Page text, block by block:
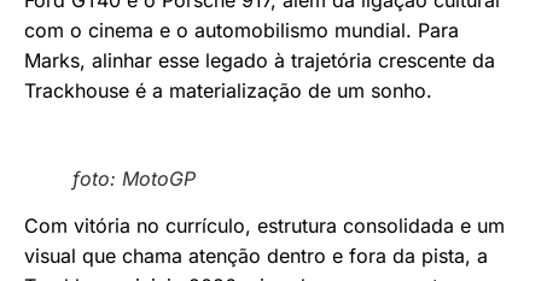
com o cinema e o automobilismo mundial. Para
Marks, alinhar esse legado à trajetória crescente da
Trackhouse é a materialização de um sonho.
foto: MotoGP
Com vitória no currículo, estrutura consolidada e um
visual que chama atenção dentro e fora da pista, a